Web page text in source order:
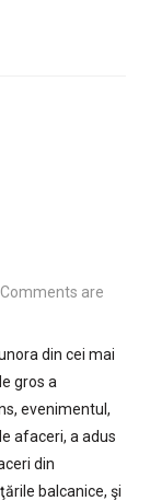
Comments are
din cei mai
gros a
evenimentul,
afaceri, a adus
din
balcanice, şi